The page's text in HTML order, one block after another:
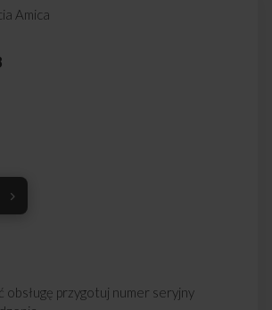
Amica
obsługę przygotuj numer seryjny